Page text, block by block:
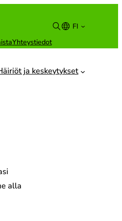
Yhteystiedot
FI
Suomi
ja keskeytykset
alla